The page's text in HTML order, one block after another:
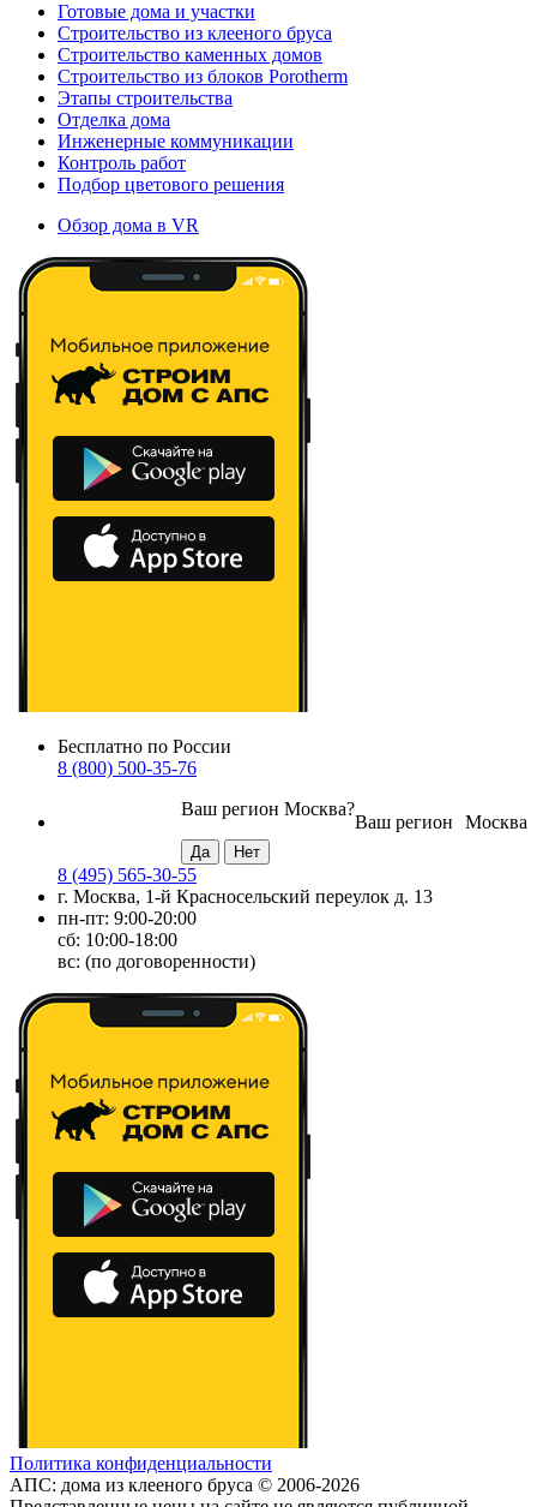
Готовые дома и участки
Строительство из клееного бруса
Строительство каменных домов
Строительство из блоков Porotherm
Этапы строительства
Отделка дома
Инженерные коммуникации
Контроль работ
Подбор цветового решения
Обзор дома в VR
Бесплатно по России
8 (800) 500-35-76
Москва
Ваш регион
Ваш регион Москва?
8 (495) 565-30-55
г. Москва, 1-й Красносельский переулок д. 13
пн-пт: 9:00-20:00
сб: 10:00-18:00
вс: (по договоренности)
Политика конфиденциальности
АПС: дома из клееного бруса © 2006-2026